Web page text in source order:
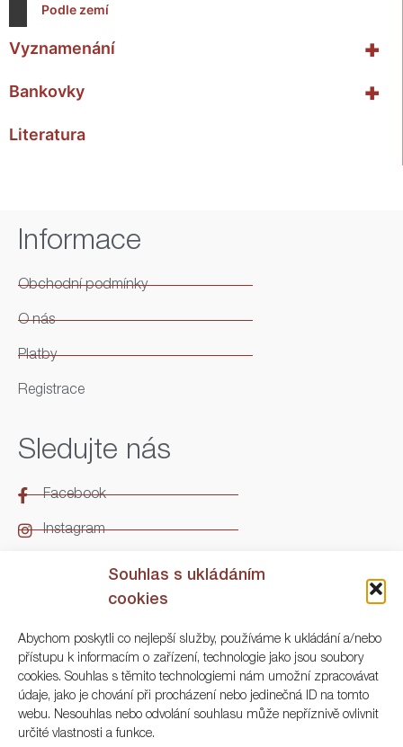
Souhlas s ukládáním
cookies
Abychom poskytli co nejlepší služby, používáme k ukládání a/nebo
přístupu k informacím o zařízení, technologie jako jsou soubory
cookies. Souhlas s těmito technologiemi nám umožní zpracovávat
údaje, jako je chování při procházení nebo jedinečná ID na tomto
webu. Nesouhlas nebo odvolání souhlasu může nepříznivě ovlivnit
určité vlastnosti a funkce.
Podle zemí
+
Vyznamenání
+
Bankovky
Literatura
Informace
Obchodní podmínky
O nás
Platby
Registrace
Sledujte nás
Facebook
Instagram
Kontakt
ARGO Numismatika
Korunní 83, Praha 3
+420 222 561 343